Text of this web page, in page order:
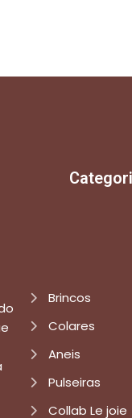
Brincos
Colares
Aneis
Pulseiras
Collab Le joie